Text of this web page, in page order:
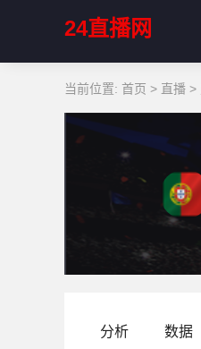
24直播网
当前位置: 首页 > 直播 >
分析 数据